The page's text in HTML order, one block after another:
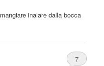
mangiare inalaredalla bocca
7